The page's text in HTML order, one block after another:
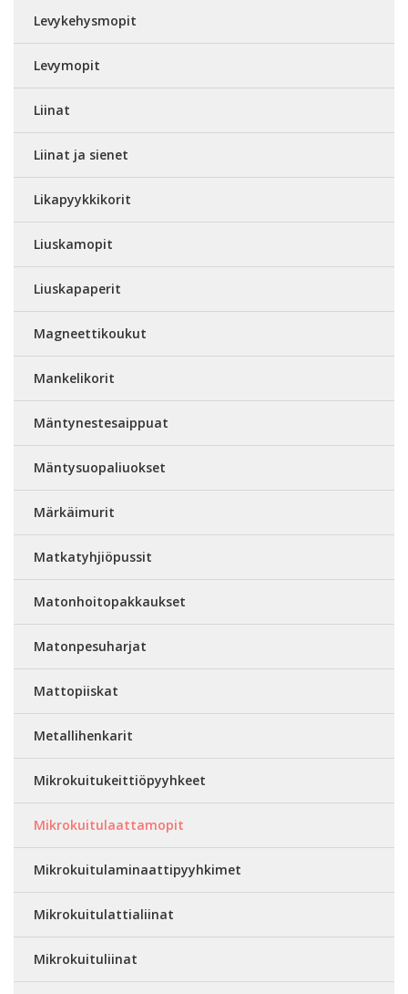
Levykehysmopit
Levymopit
Liinat
Liinat ja sienet
Likapyykkikorit
Liuskamopit
Liuskapaperit
Magneettikoukut
Mankelikorit
Mäntynestesaippuat
Mäntysuopaliuokset
Märkäimurit
Matkatyhjiöpussit
Matonhoitopakkaukset
Matonpesuharjat
Mattopiiskat
Metallihenkarit
Mikrokuitukeittiöpyyhkeet
Mikrokuitulaattamopit
Mikrokuitulaminaattipyyhkimet
Mikrokuitulattialiinat
Mikrokuituliinat